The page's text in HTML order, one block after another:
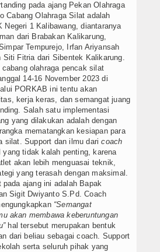
pada ajang Pekan Olahraga
Cabang Olahraga Silat adalah
Negeri 1 Kalibawang, diantaranya
dari Brabakan Kalikarung,
Tempurejo, Irfan Ariyansah
Siti Fitria dari Sibentek Kalikarung.
olahraga pencak silat
14-16 November 2023 di
PORKAB ini tentu akan
kerja keras, dan semangat juang
Salah satu implementasi
yang dilakukan adalah dengan
mematangkan kesiapan para
silat. Support dan ilmu daricoach
yang tidak kalah penting, karena
akan lebih menguasai teknik,
yang terasah dengan maksimal.
pada ajang ini adalah Bapak
Sigit Dwiyanto S.Pd. Coach
“Semangat
akan membawa keberuntungan
hal tersebut merupakan bentuk
dari beliau sebagai coach. Support
serta seluruh pihak yang